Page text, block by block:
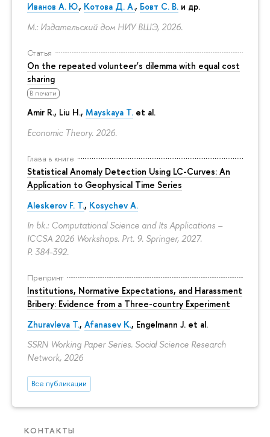
Иванов А. Ю., Котова Д. А., Бовт С. В. и др.
М.: Издательский дом НИУ ВШЭ, 2026.
Статья
On the repeated volunteer's dilemma with equal cost
sharing
В печати
Amir R., Liu H., Mayskaya T. et al.
Economic Theory. 2026.
Глава в книге
Statistical Anomaly Detection Using LC-Curves: An
Application to Geophysical Time Series
Aleskerov F. T., Kosychev A.
In bk.: Computational Science and Its Applications –
ICCSA 2026 Workshops. Prt. 9. Springer, 2027.
P. 384-392.
Препринт
Institutions, Normative Expectations, and Harassment
Bribery: Evidence from a Three-country Experiment
Zhuravleva T., Afanasev K., Engelmann J. et al.
SSRN Working Paper Series. Social Science Research
Network, 2026
Все публикации
КОНТАКТЫ